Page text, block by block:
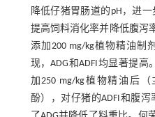
降低仔猪胃肠道的pH，进
提高饲料消化率并降低腹泻
添加200 mg/kg植物精油制
现，ADG和ADFI均显著提高
加250 mg/kg植物精油后
酚），对仔猪的ADFI和腹